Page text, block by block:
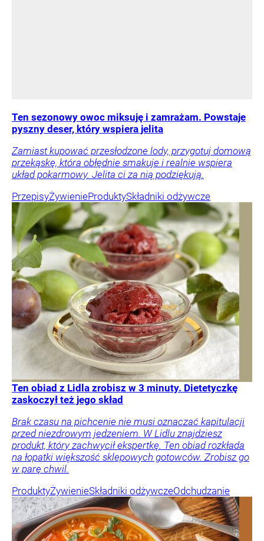
Ten sezonowy owoc miksuję i zamrażam. Powstaje
pyszny deser, który wspiera jelita
Zamiast kupować przesłodzone lody, przygotuj domową
przekąskę, która obłędnie smakuje i realnie wspiera
układ pokarmowy. Jelita ci za nią podziękują.
PrzepisyŻywienieProduktySkładniki odżywcze
Ten obiad z Lidla zrobisz w 3 minuty. Dietetyczkę
zaskoczył też jego skład
Brak czasu na pichcenie nie musi oznaczać kapitulacji
przed niezdrowym jedzeniem. W Lidlu znajdziesz
produkt, który zachwycił ekspertkę. Ten obiad rozkłada
na łopatki większość sklepowych gotowców. Zrobisz go
w parę chwil.
ProduktyŻywienieSkładniki odżywczeOdchudzanie